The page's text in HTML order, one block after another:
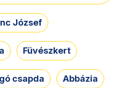
József
Füvészkert
csapda Abbázia